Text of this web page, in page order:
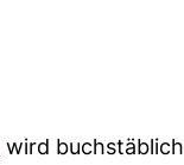
wird buchstäblich